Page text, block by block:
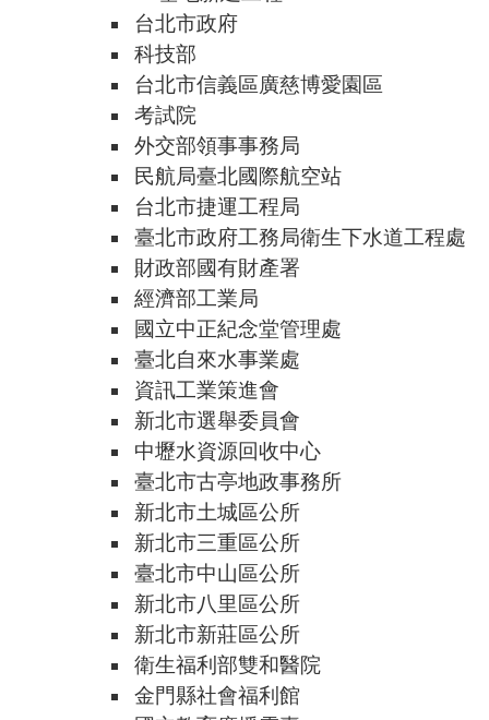
台北市政府
科技部
台北市信義區廣慈博愛園區
考試院
外交部領事事務局
民航局臺北國際航空站
台北市捷運工程局
臺北市政府工務局衛生下水道工程處
財政部國有財產署
經濟部工業局
國立中正紀念堂管理處
臺北自來水事業處
資訊工業策進會
新北市選舉委員會
中壢水資源回收中心
臺北市古亭地政事務所
新北市土城區公所
新北市三重區公所
臺北市中山區公所
新北市八里區公所
新北市新莊區公所
衛生福利部雙和醫院
金門縣社會福利館